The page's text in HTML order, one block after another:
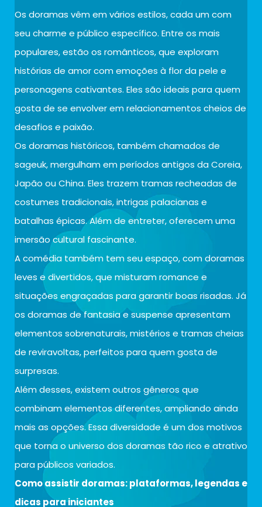
Os doramas vêm em vários estilos, cada um com
seu charme e público específico. Entre os mais
populares, estão os românticos, que exploram
histórias de amor com emoções à flor da pele e
personagens cativantes. Eles são ideais para quem
gosta de se envolver em relacionamentos cheios de
desafios e paixão.
Os doramas históricos, também chamados de
sageuk, mergulham em períodos antigos da Coreia,
Japão ou China. Eles trazem tramas recheadas de
costumes tradicionais, intrigas palacianas e
batalhas épicas. Além de entreter, oferecem uma
imersão cultural fascinante.
A comédia também tem seu espaço, com doramas
leves e divertidos, que misturam romance e
situações engraçadas para garantir boas risadas. Já
os doramas de fantasia e suspense apresentam
elementos sobrenaturais, mistérios e tramas cheias
de reviravoltas, perfeitos para quem gosta de
surpresas.
Além desses, existem outros gêneros que
combinam elementos diferentes, ampliando ainda
mais as opções. Essa diversidade é um dos motivos
que torna o universo dos doramas tão rico e atrativo
para públicos variados.
Como assistir doramas: plataformas, legendas e
dicas para iniciantes